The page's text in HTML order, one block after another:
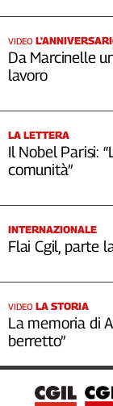
VIDEO
Da Marcinelle
lavoro
LA LETTERA
Il Nobel Parisi:
comunità”
INTERNAZIONALE
Flai Cgil, parte
VIDEO LA STORIA
La memoria di
berretto”